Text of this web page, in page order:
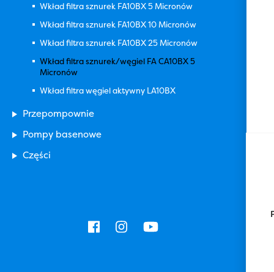
Wkład filtra sznurek FA10BX 5 Micronów
Wkład filtra sznurek FA10BX 10 Micronów
Wkład filtra sznurek FA10BX 25 Micronów
Wkład filtra sznurek/węgiel FA CA10BX 5
Micronów
Wkład filtra węgiel aktywny LA10BX
Przepompownie
Pompy basenowe
Części